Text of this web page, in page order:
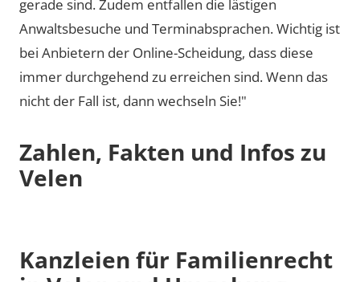
gerade sind. Zudem entfallen die lästigen
Anwaltsbesuche und Terminabsprachen. Wichtig ist
bei Anbietern der Online-Scheidung, dass diese
immer durchgehend zu erreichen sind. Wenn das
nicht der Fall ist, dann wechseln Sie!"
Zahlen, Fakten und Infos zu
Velen
Kanzleien für Familienrecht